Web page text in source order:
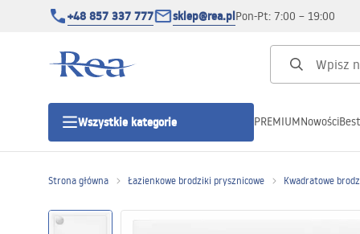
+48 857 337 777 sklep@rea.plPon-Pt: 7:00 – 19:00
Wszystkie kategorie
Kategorie produktowe
Kabiny prysznicowe
PREMIUMNowości
Strona główna Łazienkowe brodziki prysznicowe Kwadratowe